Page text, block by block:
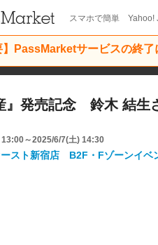
スマホで簡単 Yahoo!
】PassMarketサービスの終了
』発売記念 鈴木 結生
～2025/6/7(土) 14:30
スト新宿店 B2F・Fゾーンイベ